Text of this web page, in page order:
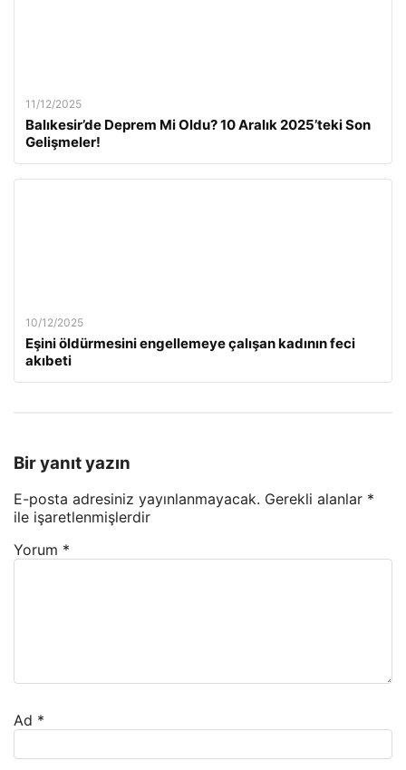
11/12/2025
Balıkesir’de Deprem Mi Oldu? 10 Aralık 2025’teki Son
Gelişmeler!
10/12/2025
Eşini öldürmesini engellemeye çalışan kadının feci
akıbeti
Bir yanıt yazın
E-posta adresiniz yayınlanmayacak. Gerekli alanlar *
ile işaretlenmişlerdir
Yorum *
Ad *